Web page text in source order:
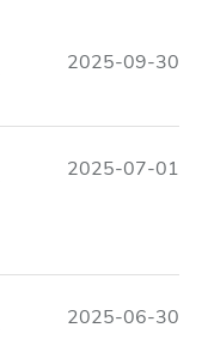
2025-09-30
2025-07-01
2025-06-30